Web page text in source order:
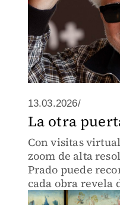
13.03.2026/
La otra
Con visitas
zoom de alta
Prado puede
cada obra revela
visita física.